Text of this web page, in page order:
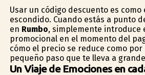
Usar un código descuento es
escondido. Cuando estás a punto
en Rumbo, simplemente introduce
promocional en el momento del
cómo el precio se reduce como por
pequeño paso que te lleva a
Un Viaje de Emociones en